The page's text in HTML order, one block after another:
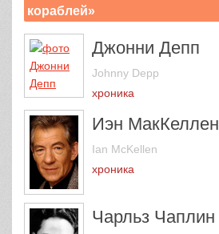
кораблей»
Джонни Депп
Johnny Depp
хроника
Иэн МакКеллен
Ian McKellen
хроника
Чарльз Чаплин